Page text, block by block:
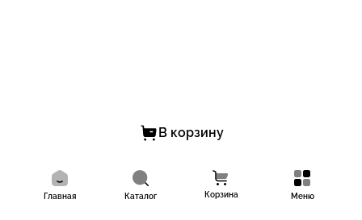
В корзину
Главная Каталог Корзина Меню